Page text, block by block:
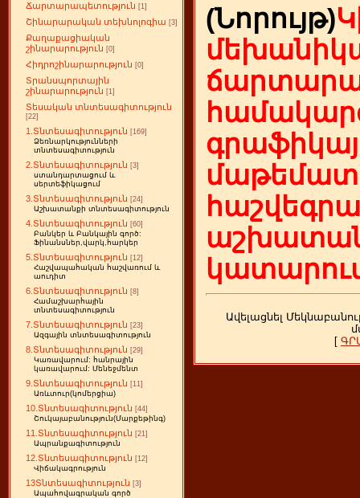
Ճարտարապետություն [1]
Շինարարական տեխնոլոգիա [3]
Քաղաքացիական
շինարարություն [0]
Հիդրոշինարարություն [0]
Տրանսպորտային
շինարարություն [1]
Տեսական տնտեսագիտություն
[22]
1.Տնտեսագիտություն [169]
Ձեռնարկությունների
տնտեսագիտություն
2.Տնտեսագիտություն [3]
ստանդարտացում և
սերտեֆիկացում
3.Տնտեսագիտություն [24]
Աշխատանքի տնտեսագիտություն
4.Տնտեսագիտություն [60]
Բանկեր և Բանկային գործ:
Ֆինանսներ,վարկ,հարկեր
5.Տնտեսագիտություն [12]
Հաշվապահական հաշվառում և
աուդիտ
6.Տնտեսագիտություն [8]
Համաշխարհային
տնտեսագիտություն
7.Տնտեսագիտություն [23]
Ազգային տնտեսագիտություն
8.Տնտեսագիտություն [29]
Կառավարում: հանրային
կառավարում: Մենեջմենտ
9.Տնտեսագիտություն [11]
Առևտուր(կոմերցիա)
10.Տնտեսագիտություն [44]
Շուկայաբանություն(Մարքեթինգ)
11.Տնտեսագիտություն [21]
Ապրանքագիտություն
12.Տնտեսագիտություն [12]
Վիճակագրություն
13Տնտեսագիտություն [3]
Ապահովագրական գործ
(Նորույթ)
Ավելացնել
[